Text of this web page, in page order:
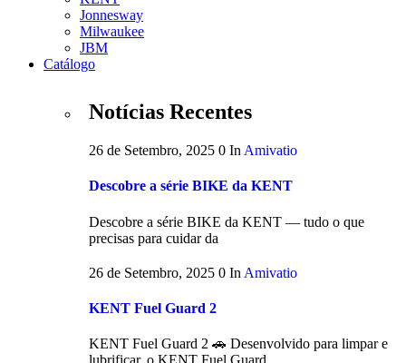
Jonnesway
Milwaukee
JBM
Catálogo
Notícias Recentes
26 de Setembro, 2025 0 In Amivatio
Descobre a série BIKE da KENT
Descobre a série BIKE da KENT — tudo o que
precisas para cuidar da
26 de Setembro, 2025 0 In Amivatio
KENT Fuel Guard 2
KENT Fuel Guard 2 🚗 Desenvolvido para limpar e
lubrificar, o KENT Fuel Guard